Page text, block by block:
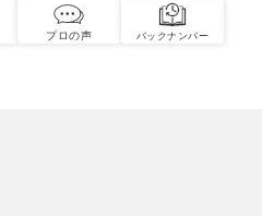
プロの声 バックナンバー